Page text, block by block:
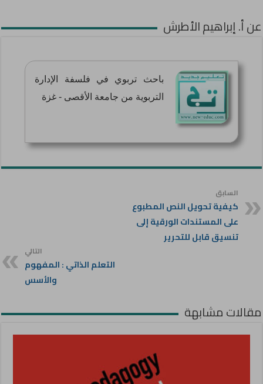
عن أ. إبراهيم الأطرش
باحث تربوي في فلسفة الإدارة
التربوية من جامعة الأقصى - غزة
السابق
كيفية تحويل النص المطبوع
على المستندات الورقية إلى
تنسيق قابل للتحرير
التالي
التعلم الذاتي : المفهوم
والأسس
مقالات مشابهة